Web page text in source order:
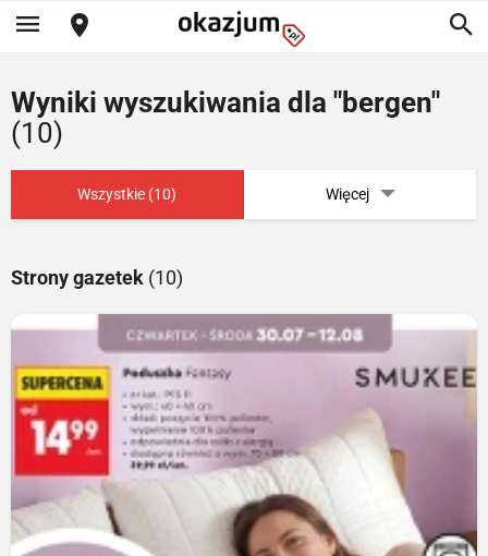
Wyniki wyszukiwania dla "bergen"
(10)
Wszystkie (10) Więcej
Strony gazetek (10)